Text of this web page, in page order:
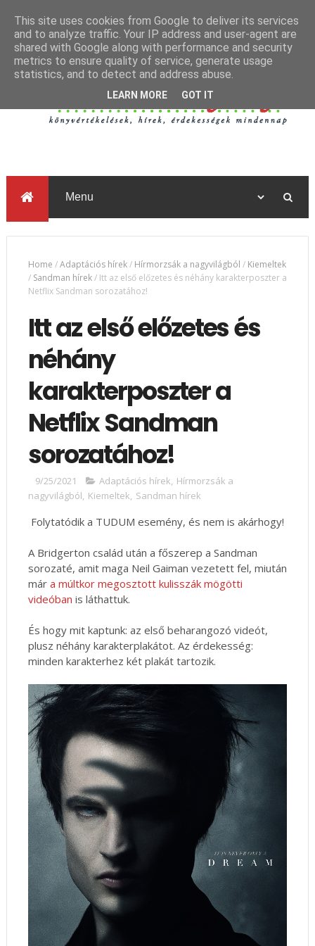
Home /Adaptációs hírek/ Hírmorzsák a nagyvilágból / Kiemeltek
/ Sandman hírek/ Itt az első előzetes és néhány karakterposzter a
Netflix Sandman sorozatához!
Itt az első előzetes és
néhány
karakterposzter a
Netflix Sandman
sorozatához!
9/25/2021 Adaptációs hírek, Hírmorzsák a
nagyvilágból, Kiemeltek, Sandman hírek
Folytatódik a TUDUM esemény, és nem is akárhogy!
A Bridgerton család után a főszerep a Sandman
sorozaté, amit maga Neil Gaiman vezetett fel, miután
már a múltkor megosztott kulisszák mögötti
videóban is láthattuk.
És hogy mit kaptunk: az első beharangozó videót,
plusz néhány karakterplakátot. Az érdekesség:
minden karakterhez két plakát tartozik.
This site uses cookies from Google to deliver its services
and to analyze traffic. Your IP address and user-agent are
shared with Google along with performance and security
metrics to ensure quality of service, generate usage
statistics, and to detect and address abuse.
LEARN MORE GOT IT